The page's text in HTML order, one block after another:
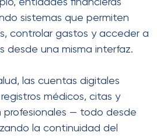
entidades financieras
sistemas que permiten
controlar gastos y acceder a
desde una misma interfaz.
las cuentas digitales
médicos, citas y
profesionales — todo desde
la continuidad del